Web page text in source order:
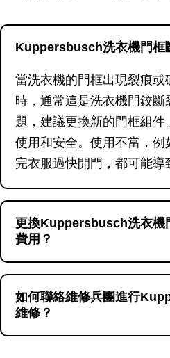
Kuppersbusch洗衣機門框
當洗衣機的門框出現裂痕或
時，通常這是洗衣機門鉸斷
題，建議更換新的門框組件
使用和安全。使用不當，
完衣服過快開門，都可能導
更換Kuppersbusch洗衣機
費用？
更換洗衣機門框的費用可
而有所不同。一般來說，更
790港幣，而更換單邊門框
具體報價可透過聯絡維修兵
如何聯絡維修兵團進行
維修？